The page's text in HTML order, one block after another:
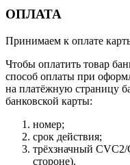
ОПЛАТА
Принимаем к оплате
Чтобы оплатить товар
способ оплаты при
на платёжную страницу
банковской карты:
номер;
срок действия;
трёхзначный
стороне).